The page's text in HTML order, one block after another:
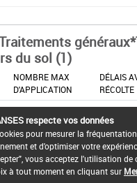
du sol (1)
NOMBRE MAX
D'APPLICATION
DÉLAIS
RÉCOLTE
ENTRE APPLICATIONS :
respecte vos données
pour mesurer la
et d'optimiser votre
vous acceptez l'utilisation de
à tout moment en cliquant sur